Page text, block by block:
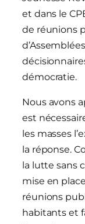
et dans le
de réunions
démocratie.
Nous avons
est
les masses
la réponse.
la lutte sans
mise en
réunions
habitants et